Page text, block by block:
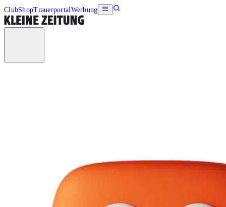
ClubShopTrauerportalWerbung